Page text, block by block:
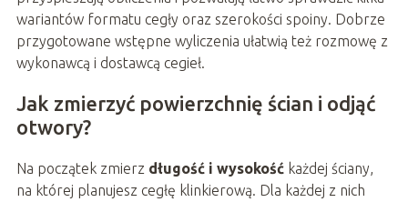
wariantów formatu cegły oraz szerokości spoiny. Dobrze
przygotowane wstępne wyliczenia ułatwią też rozmowę z
wykonawcą i dostawcą cegieł.
Jak zmierzyć powierzchnię ścian i odjąć
otwory?
Na początek zmierz długość i wysokośćkażdej ściany,
na której planujesz cegłę klinkierową. Dla każdej z nich